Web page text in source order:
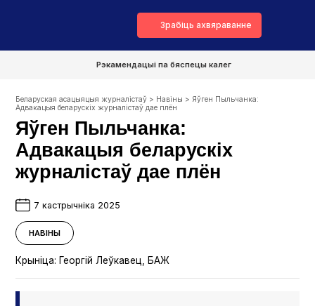
Зрабіць ахвяраванне
Рэкамендацыі па бяспецы калег
Беларуская асацыяцыя журналістаў > Навіны > Яўген Пыльчанка:
Адвакацыя беларускіх журналістаў дае плён
Яўген Пыльчанка:
Адвакацыя беларускіх
журналістаў дае плён
7 кастрычніка 2025
НАВІНЫ
Крыніца: Георгій Леўкавец, БАЖ